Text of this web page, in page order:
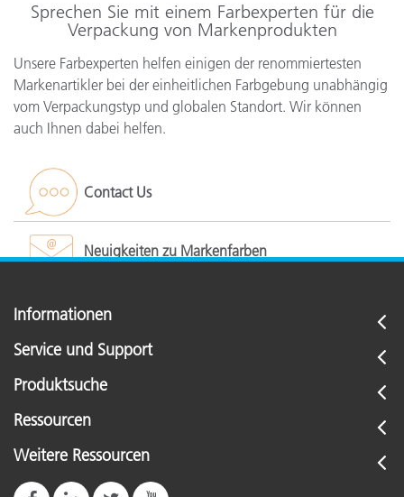
Sprechen Sie mit einem Farbexperten für die
Verpackung von Markenprodukten
Unsere Farbexperten helfen einigen der renommiertesten
Markenartikler bei der einheitlichen Farbgebung unabhängig
vom Verpackungstyp und globalen Standort. Wir können
auch Ihnen dabei helfen.
Contact Us
Neuigkeiten zu Markenfarben
Informationen
Service und Support
Produktsuche
Ressourcen
Weitere Ressourcen